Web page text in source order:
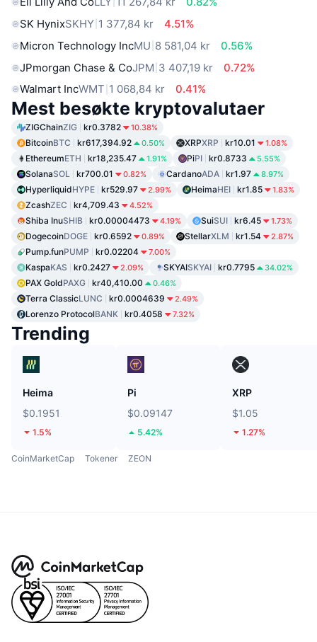
SK HynixSKHY 1 377,84 kr
4.51%
Micron Technology IncMU 8 581,04 kr
0.56%
JPmorgan Chase & CoJPM 3 407,19 kr
0.72%
Walmart IncWMT 1 068,84 kr 0.41%
Mest besøkte kryptovalutaer
ZIGChainZIG kr0.3782 10.38%
BitcoinBTC kr617,394.92 0.50% XRPXRP kr10.01 1.08%
EthereumETH kr18,235.47 1.91% PiPI kr0.8733 5.55%
SolanaSOL kr700.01 0.82% CardanoADA kr1.97 8.97%
HyperliquidHYPE kr529.97 2.99% HeimaHEI kr1.85 1.83%
ZcashZEC kr4,709.43 4.52%
Shiba InuSHIB kr0.00004473 4.19% SuiSUI kr6.45 1.73%
DogecoinDOGE kr0.6592 0.89% StellarXLM kr1.54 2.87%
Pump.funPUMP kr0.02204 7.00%
KaspaKAS kr0.2427 2.09% SKYAISKYAI kr0.7795 34.02%
PAX GoldPAXG kr40,410.00 0.46%
Terra ClassicLUNC kr0.0004639 2.49%
Lorenzo ProtocolBANK kr0.4058 7.32%
Trending
Heima
$0.1951
1.5%
Pi
$0.09147
5.42%
XRP
$1.05
1.27%
CoinMarketCap Tokener ZEON